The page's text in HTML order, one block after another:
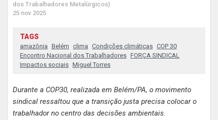
dos Trabalhadores Metalúrgicos)
25 nov 2025
TAGS
amazônia Belém clima Condições climáticas COP 30
Encontro Nacional dos Trabalhadores FORÇA SINDICAL
Impactos sociais Miguel Torres
Durante a COP30, realizada em Belém/PA, o movimento
sindical ressaltou que a transição justa precisa colocar o
trabalhador no centro das decisões ambientais.